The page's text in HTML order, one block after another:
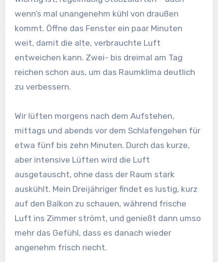
wenn’s mal unangenehm kühl von draußen
kommt. Öffne das Fenster ein paar Minuten
weit, damit die alte, verbrauchte Luft
entweichen kann. Zwei- bis dreimal am Tag
reichen schon aus, um das Raumklima deutlich
zu verbessern.
Wir lüften morgens nach dem Aufstehen,
mittags und abends vor dem Schlafengehen für
etwa fünf bis zehn Minuten. Durch das kurze,
aber intensive Lüften wird die Luft
ausgetauscht, ohne dass der Raum stark
auskühlt. Mein Dreijähriger findet es lustig, kurz
auf den Balkon zu schauen, während frische
Luft ins Zimmer strömt, und genießt dann umso
mehr das Gefühl, dass es danach wieder
angenehm frisch riecht.